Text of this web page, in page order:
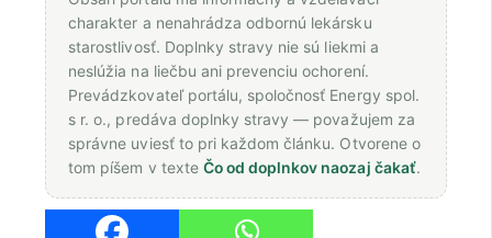
charakter a nenahrádza odbornú lekársku
starostlivosť. Doplnky stravy nie sú liekmi a
neslúžia na liečbu ani prevenciu ochorení.
Prevádzkovateľ portálu, spoločnosť Energy spol.
s r. o., predáva doplnky stravy — považujem za
správne uviesť to pri každom článku. Otvorene o
tom píšem v texte Čo od doplnkov naozaj čakať.